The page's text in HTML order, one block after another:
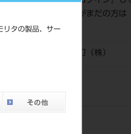
リタの製品、サー
ネット会員登録がまだの方は『
い。
フェザー安全剃刀（株）